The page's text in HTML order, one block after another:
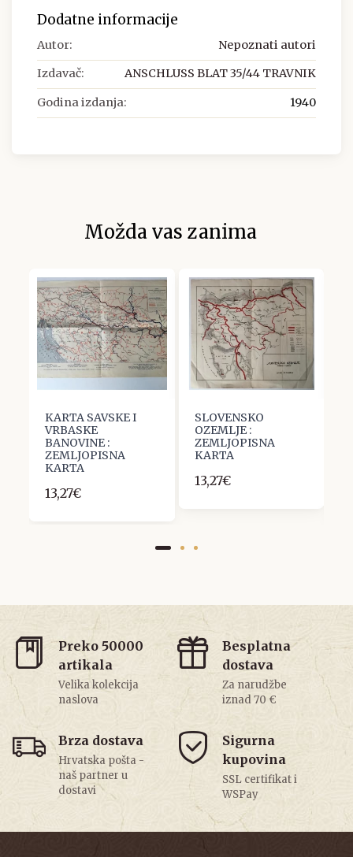
Dodatne informacije
Autor: Nepoznati autori
Izdavač: ANSCHLUSS BLAT 35/44 TRAVNIK
Godina izdanja: 1940
Možda vas zanima
KARTA SAVSKE I
VRBASKE
BANOVINE :
ZEMLJOPISNA
KARTA
13,27€
SLOVENSKO
OZEMLJE :
ZEMLJOPISNA
KARTA
13,27€
Preko 50000
artikala
Velika kolekcija
naslova
Besplatna
dostava
Za narudžbe
iznad 70 €
Brza dostava
Hrvatska pošta -
naš partner u
dostavi
Sigurna
kupovina
SSL certifikat i
WSPay